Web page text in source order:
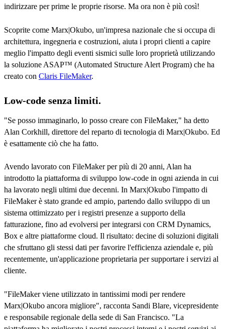
indirizzare per prime le proprie risorse. Ma ora non è più così!
Scoprite come Marx|Okubo, un'impresa nazionale che si occupa di
architettura, ingegneria e costruzioni, aiuta i propri clienti a capire
meglio l'impatto degli eventi sismici sulle loro proprietà utilizzando
la soluzione ASAP™ (Automated Structure Alert Program) che ha
creato con Claris FileMaker.
Low-code senza limiti.
"Se posso immaginarlo, lo posso creare con FileMaker," ha detto
Alan Corkhill, direttore del reparto di tecnologia di Marx|Okubo. Ed
è esattamente ciò che ha fatto.
Avendo lavorato con FileMaker per più di 20 anni, Alan ha
introdotto la piattaforma di sviluppo low-code in ogni azienda in cui
ha lavorato negli ultimi due decenni. In Marx|Okubo l'impatto di
FileMaker è stato grande ed ampio, partendo dallo sviluppo di un
sistema ottimizzato per i registri presenze a supporto della
fatturazione, fino ad evolversi per integrarsi con CRM Dynamics,
Box e altre piattaforme cloud. Il risultato: decine di soluzioni digitali
che sfruttano gli stessi dati per favorire l'efficienza aziendale e, più
recentemente, un'applicazione proprietaria per supportare i servizi al
cliente.
"FileMaker viene utilizzato in tantissimi modi per rendere
Marx|Okubo ancora migliore", racconta Sandi Blare, vicepresidente
e responsabile regionale della sede di San Francisco. "La